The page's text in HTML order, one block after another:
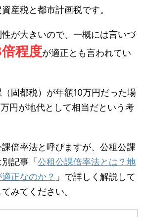
産税と都市計画税です。
が大きいので、一概には言いづ
程度が適正とも言われてい
固都税）が年額10万円だった場
円が地代として相当だという考
倍率法と呼びますが、公租公課
記事「 公租公課倍率法とは？地
正なのか？ 」で詳しく解説して
みてください。